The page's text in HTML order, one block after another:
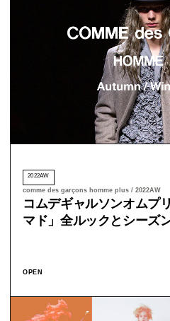
2022AW
comme des garçons homme plus / 2022AW
コムデギャルソンオムプ
マド」全ルックとシーズ
OPEN